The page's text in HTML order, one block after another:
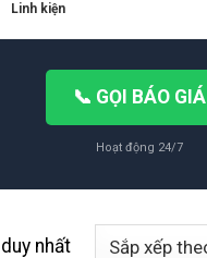
Linh kiện
📞 GỌI BÁO GIÁ
Hoạt động 24/7
nhất